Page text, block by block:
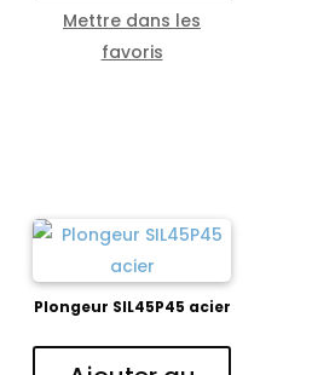
Mettre dans les
favoris
Plongeur SIL45P45 acier